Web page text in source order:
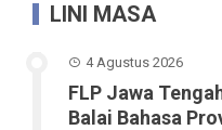
LINI MASA
4 Agustus 2026
FLP Jawa
Balai Bahasa